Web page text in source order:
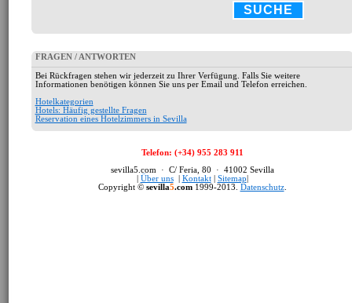
SUCHE
FRAGEN / ANTWORTEN
Bei Rückfragen stehen wir jederzeit zu Ihrer Verfügung. Falls Sie weitere
Informationen benötigen können Sie uns per Email und Telefon erreichen.
Hotelkategorien
Hotels: Häufig gestellte Fragen
Reservation eines Hotelzimmers in Sevilla
Telefon: (+34) 955 283 911
sevilla5.com · C/ Feria, 80 · 41002 Sevilla
Über uns| Kontakt| Sitemap
Copyright © sevilla5.com1999-2013. Datenschutz.